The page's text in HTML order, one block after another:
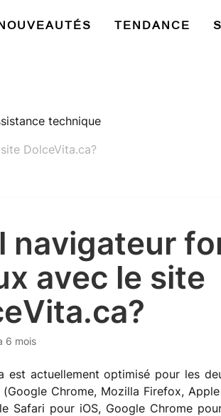
TENDANCE
technique
DolceVita.ca?
navigateur
avec le site
6 mois
est actuellement optimisé pour les
(Google Chrome, Mozilla Firefox,
Safari pour iOS, Google Chrome